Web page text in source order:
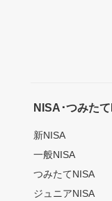
NISA･つみた
新NISA
一般NISA
つみたてNISA
ジュニアNISA